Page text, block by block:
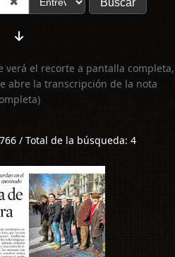
verá el recorte a pantalla completa,
abre la transcripción de la nota
/ Total de la búsqueda: 4